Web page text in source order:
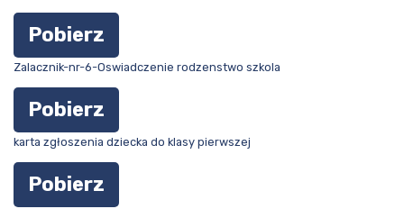
Pobierz
Zalacznik-nr-6-Oswiadczenie rodzenstwo szkola
Pobierz
karta zgłoszenia dziecka do klasy pierwszej
Pobierz